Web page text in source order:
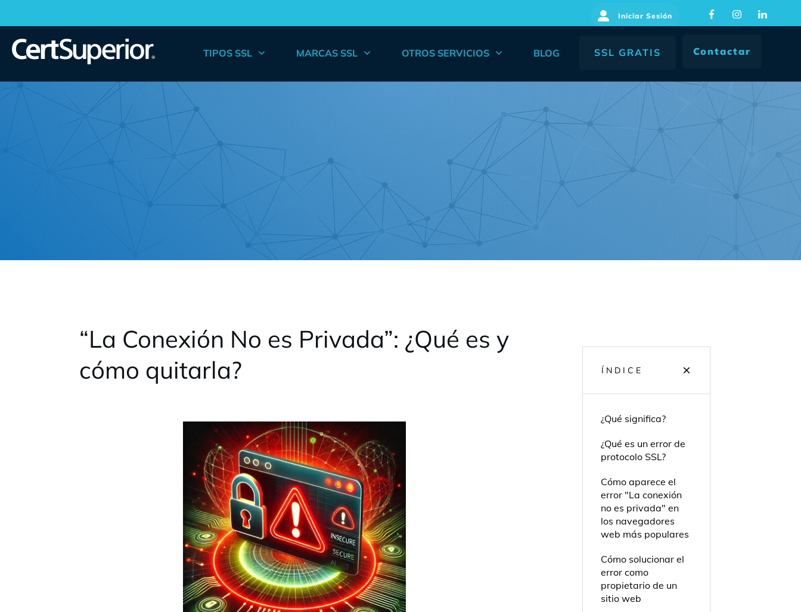
Iniciar Sesión
TIPOS SSL MARCAS SSL OTROS SERVICIOS BLOG SSL GRATIS Contactar
“La Conexión No es Privada”: ¿Qué es y
cómo quitarla?
ÍNDICE
¿Qué significa?
¿Qué es un error de
protocolo SSL?
Cómo aparece el
error "La conexión
no es privada" en
los navegadores
web más populares
Cómo solucionar el
error como
propietario de un
sitio web